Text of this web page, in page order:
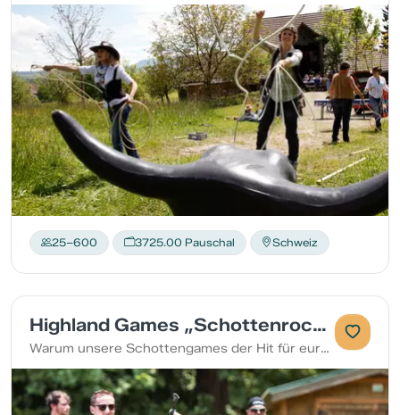
25–600 3725.00 Pauschal Schweiz
Highland Games „Schottenrock statt Krawatte"
Warum unsere Schottengames der Hit für euren nächsten Betriebsausflug sind